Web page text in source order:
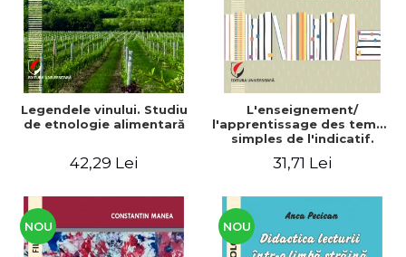
Legendele vinului. Studiu
de etnologie alimentară
42,29 Lei
L'enseignement/
l'apprentissage des temps
simples de l'indicatif.
31,71 Lei
NOU NOU